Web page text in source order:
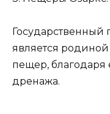
Государственный
является
пещер, благодаря
дренажа.